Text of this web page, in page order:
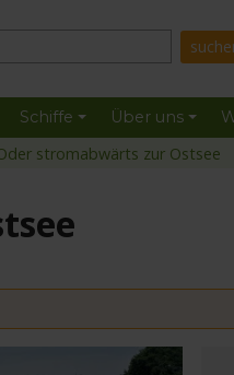
Schiffe Über uns
stromabwärts zur Ostsee